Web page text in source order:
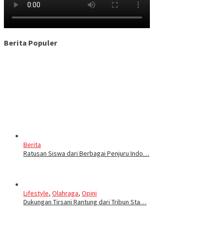
Berita Populer
Berita
Ratusan Siswa dari Berbagai Penjuru Indo…
Lifestyle, Olahraga, Opini
Dukungan Tirsani Rantung dari Tribun Sta…